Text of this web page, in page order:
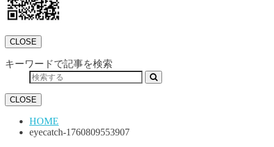
CLOSE
キーワードで記事を検索
CLOSE
HOME
eyecatch-1760809553907